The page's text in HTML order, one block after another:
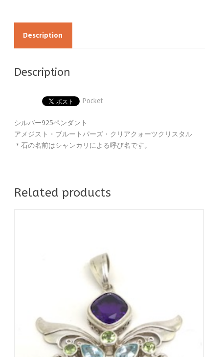
Description
Description
Pocket
シルバー925ペンダント
アメジスト・ブルートパーズ・クリアクォーツクリスタル
＊石の名前はシャンカリによる呼び名です。
Related products